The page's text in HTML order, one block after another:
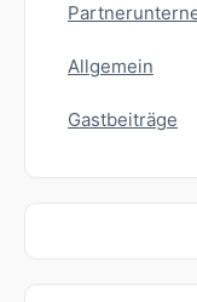
Allgemein
Gastbeiträge